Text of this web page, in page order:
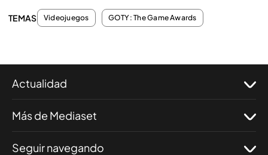
TEMAS Videojuegos GOTY: The Game Awards
Actualidad
Más de Mediaset
Seguir navegando